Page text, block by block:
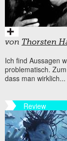
von Thorsten
Ich find Aussagen
problematisch.
dass man wirklich...
Review